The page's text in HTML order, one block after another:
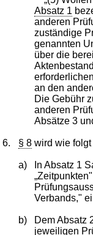
Absatz 1
anderen
zuständige
genannten
über die
an den
Die Gebühr
anderen
Absätze 3
6. § 8 wird wie folgt
a)
In Absatz 1
Verbands,"
b)
Dem Absatz
jeweiligen